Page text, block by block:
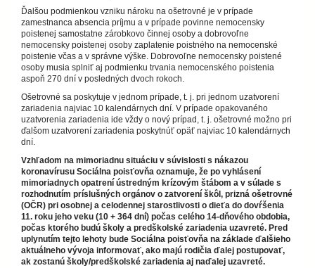
Ďalšou podmienkou vzniku nároku na ošetrovné je v prípade
zamestnanca absencia príjmu a v prípade povinne nemocensky
poistenej samostatne zárobkovo činnej osoby a dobrovoľne
nemocensky poistenej osoby zaplatenie poistného na nemocenské
poistenie včas a v správne výške. Dobrovoľne nemocensky poistené
osoby musia splniť aj podmienku trvania nemocenského poistenia
aspoň 270 dní v posledných dvoch rokoch.
Ošetrovné sa poskytuje v jednom prípade, t. j. pri jednom uzatvorení
zariadenia najviac 10 kalendárnych dní. V prípade opakovaného
uzatvorenia zariadenia ide vždy o nový prípad, t. j. ošetrovné možno pri
ďalšom uzatvorení zariadenia poskytnúť opäť najviac 10 kalendárnych
dní.
Vzhľadom na mimoriadnu situáciu v súvislosti s nákazou
koronavírusu Sociálna poisťovňa oznamuje, že po vyhlásení
mimoriadnych opatrení ústredným krízovým štábom a v súlade s
rozhodnutím príslušných orgánov o zatvorení škôl, prizná ošetrovné
(OČR) pri osobnej a celodennej starostlivosti o dieťa do dovŕšenia
11. roku jeho veku (10 + 364 dní) počas celého 14-dňového obdobia,
počas ktorého budú školy a predškolské zariadenia uzavreté. Pred
uplynutím tejto lehoty bude Sociálna poisťovňa na základe ďalšieho
aktuálneho vývoja informovať, ako majú rodičia ďalej postupovať,
ak zostanú školy/predškolské zariadenia aj naďalej uzavreté.